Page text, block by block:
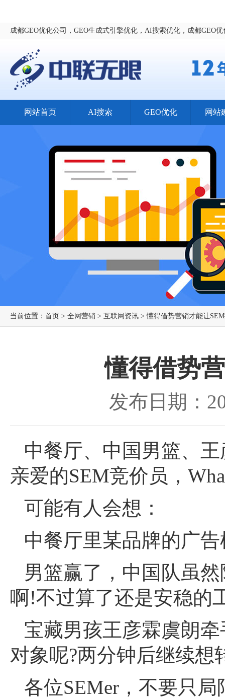
成都GEO优化公司，GEO生成式引擎优化，AI搜索优化，成都GEO
网站首页 AI搜索 GEO优化 网站
当前位置： 首页 > 全网营销 > 互联网资讯 > 懂得借势营销才能让
懂得借势
发布日期：
中餐厅、中国男篮、
亲爱的SEM竞价员，
可能有人会想：
中餐厅里某品牌的广
男篮赢了，中国队虽
啊!不过算了还是安稳的
宝藏男孩王彦霖虞朗
对象呢?两分钟后继续想
各位SEMer，不要只